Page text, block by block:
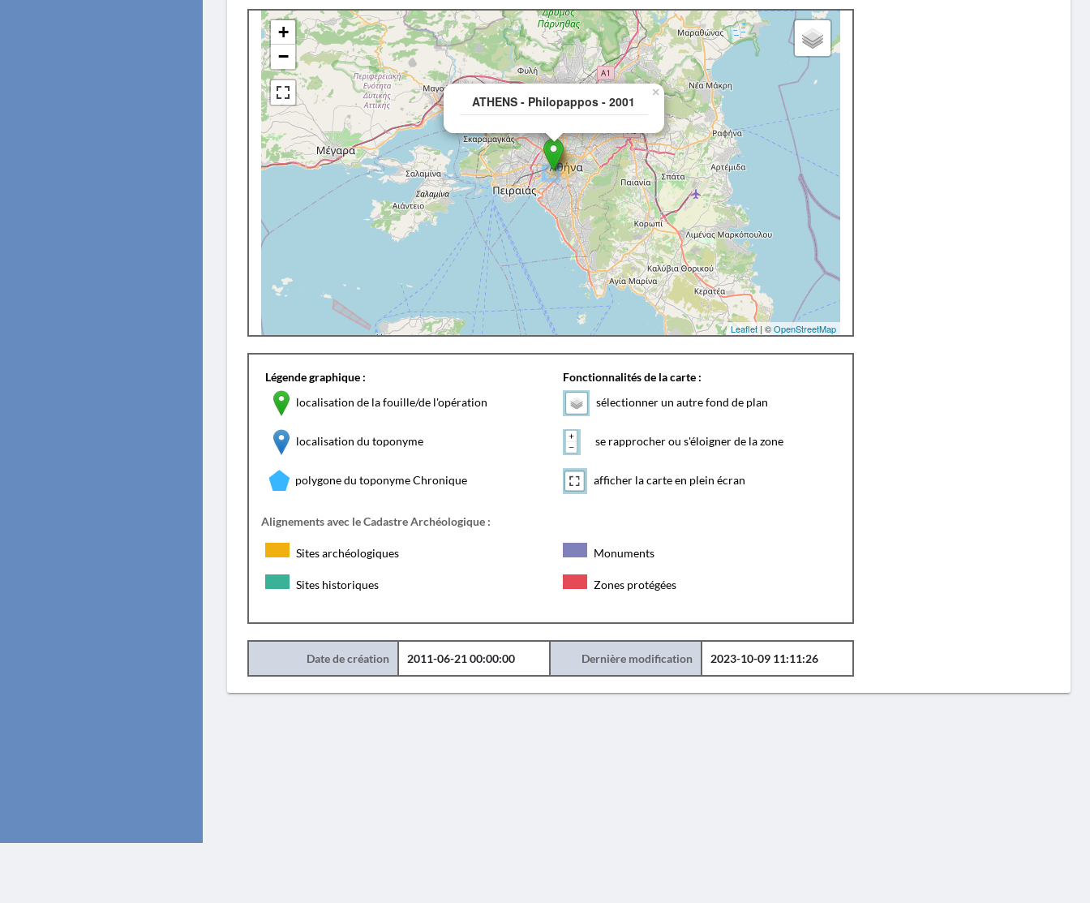
ATHENS - Philopappos - 2001
×
+
−
Leaflet| ©OpenStreetMap
Légende graphique :
localisation de la fouille/de l'opération
localisation du toponyme
polygone du toponyme Chronique
Fonctionnalités de la carte :
sélectionner un autre fond de plan
se rapprocher ou s'éloigner de la zone
afficher la carte en plein écran
Alignements avec le Cadastre Archéologique :
Sites archéologiques Monuments
Sites historiques Zones protégées
Date de création 2011-06-21 00:00:00 Dernière modification 2023-10-09 11:11:26